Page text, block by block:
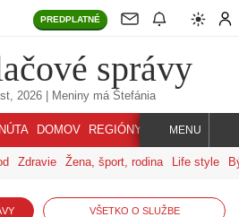
PREDPLATNÉ
správy
2026 | Meniny má Štefánia
DOMOV REGIÓNY INDEX SVET
MENU
Zdravie Žena, šport, rodina Life style
VŠETKO O SLUŽBE